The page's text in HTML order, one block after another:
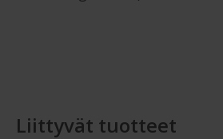
Liittyvät tuotteet